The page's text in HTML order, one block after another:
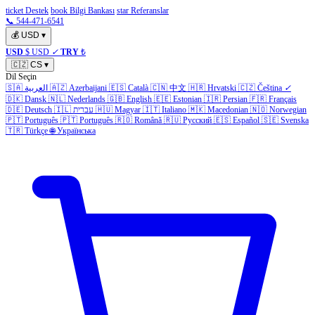
ticket Destek book Bilgi Bankası star Referanslar
📞 544-471-6541
💰 USD ▾
USD $ USD ✓ TRY ₺
🇨🇿 CS ▾
Dil Seçin
🇸🇦 العربية 🇦🇿 Azerbaijani 🇪🇸 Català 🇨🇳 中文 🇭🇷 Hrvatski 🇨🇿 Čeština ✓
🇩🇰 Dansk 🇳🇱 Nederlands 🇬🇧 English 🇪🇪 Estonian 🇮🇷 Persian 🇫🇷 Français
🇩🇪 Deutsch 🇮🇱 עברית 🇭🇺 Magyar 🇮🇹 Italiano 🇲🇰 Macedonian 🇳🇴 Norwegian
🇵🇹 Português 🇵🇹 Português 🇷🇴 Română 🇷🇺 Русский 🇪🇸 Español 🇸🇪 Svenska
🇹🇷 Türkçe 🌐 Українська